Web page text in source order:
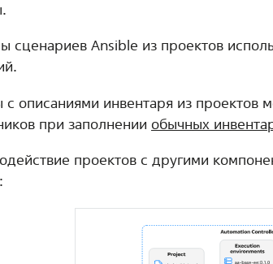
сценариев Ansible из проектов
описаниями инвентаря из проектов
при заполнении обычных
проектов с другими